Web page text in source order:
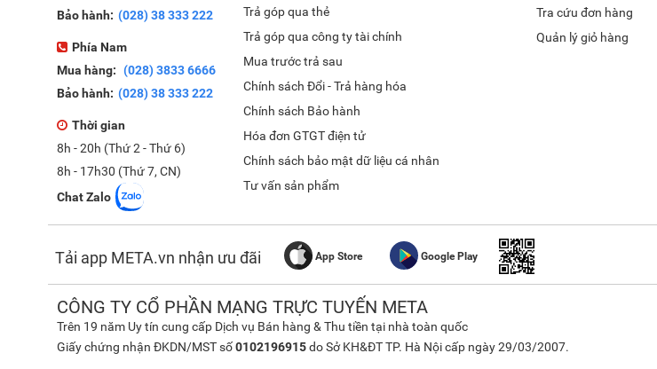
Bảo hành: (028) 38 333 222
Phía Nam
Mua hàng: (028) 3833 6666
Bảo hành: (028) 38 333 222
Thời gian
8h - 20h (Thứ 2 - Thứ 6)
8h - 17h30 (Thứ 7, CN)
Chat Zalo
Tải app META.vn nhận ưu đãi App Store Google Play
CÔNG TY CỔ PHẦN MẠNG TRỰC TUYẾN META
Trên 19 năm Uy tín cung cấp Dịch vụ Bán hàng & Thu tiền tại nhà toàn quốc
Giấy chứng nhận ĐKDN/MST số0102196915do Sở KH&ĐT TP. Hà Nội cấp ngày 29/03/2007.
Trả góp qua thẻ
Trả góp qua công ty tài chính
Mua trước trả sau
Chính sách Đổi - Trả hàng hóa
Chính sách Bảo hành
Hóa đơn GTGT điện tử
Chính sách bảo mật dữ liệu cá nhân
Tư vấn sản phẩm
Tra cứu đơn hàng
Quản lý giỏ hàng